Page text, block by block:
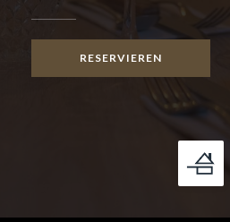
RESERVIEREN